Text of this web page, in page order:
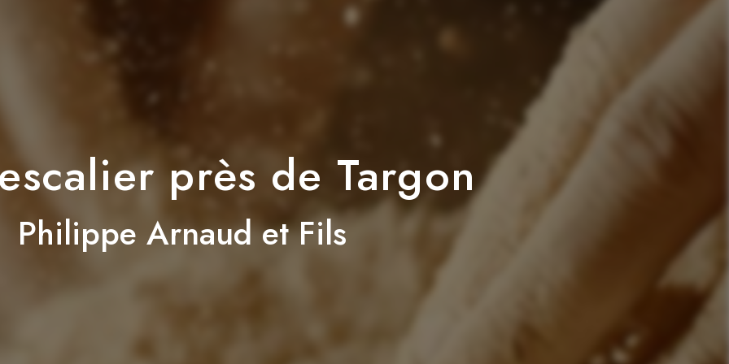
près de Targon
Philippe Arnaud et Fils